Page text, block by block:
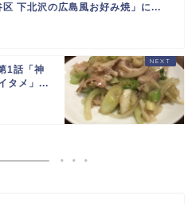
区 下北沢の広島風お好み焼」に...
1話「神
タメ」...